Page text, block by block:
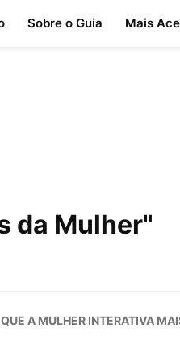
Sobre o Guia Mais
da Mulher"
QUE A MULHER INTERATIVA